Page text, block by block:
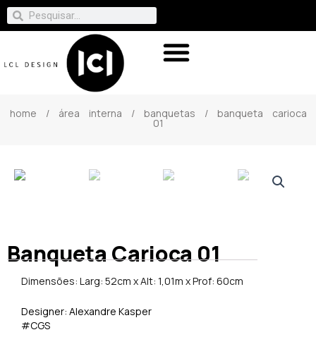
home / área interna / banquetas / banqueta carioca
01
Banqueta Carioca 01
Dimensões: Larg: 52cm x Alt: 1,01m x Prof: 60cm
Designer: Alexandre Kasper
#CGS